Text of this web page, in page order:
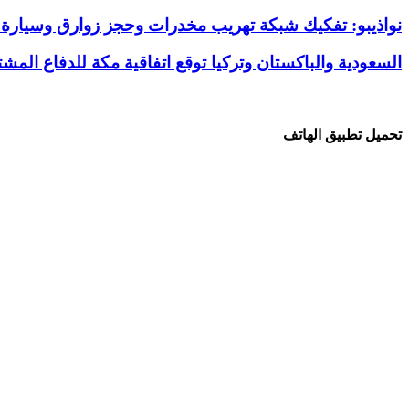
نواذيبو: تفكيك شبكة تهريب مخدرات وحجز زوارق
السعودية والباكستان وتركيا توقع اتفاقية مكة للدفاع
تحميل تطبيق الهاتف